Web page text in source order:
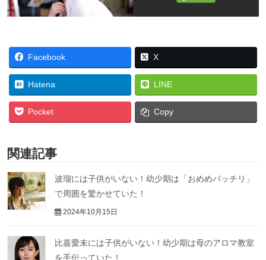
Facebook X
Hatena LINE
Pocket Copy
関連記事
波瑠には子供がいない！幼少期は「おめめパッチリ」
で周囲を驚かせていた！
2024年10月15日
比嘉愛未には子供がいない！幼少期は母のアロマ教室
を手伝っていた！